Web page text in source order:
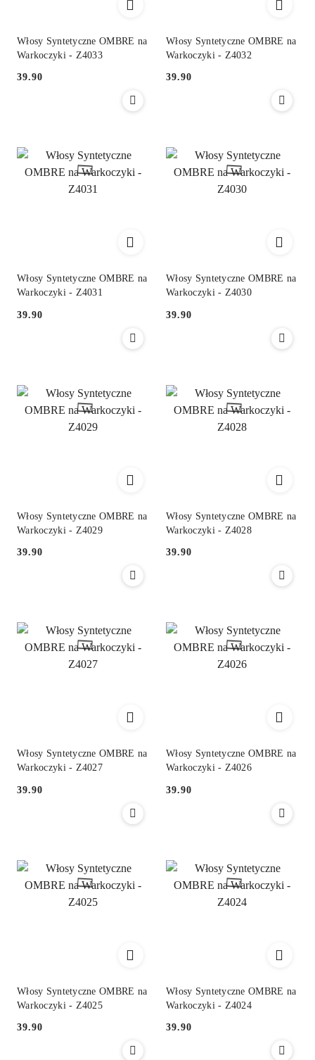
Włosy Syntetyczne OMBRE na
Warkoczyki - Z4033
39.90
Włosy Syntetyczne OMBRE na
Warkoczyki - Z4032
39.90
Włosy Syntetyczne OMBRE na
Warkoczyki - Z4031
Cena:
39.90
Włosy Syntetyczne OMBRE na
Warkoczyki - Z4030
Cena:
39.90
Włosy Syntetyczne OMBRE na
Warkoczyki - Z4029
Cena:
39.90
Włosy Syntetyczne OMBRE na
Warkoczyki - Z4028
Cena:
39.90
Włosy Syntetyczne OMBRE na
Warkoczyki - Z4027
Cena:
39.90
Włosy Syntetyczne OMBRE na
Warkoczyki - Z4026
Cena:
39.90
Włosy Syntetyczne OMBRE na
Warkoczyki - Z4025
Cena:
39.90
Włosy Syntetyczne OMBRE na
Warkoczyki - Z4024
Cena:
39.90